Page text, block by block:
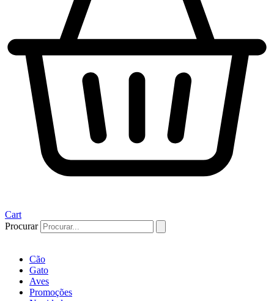
Cart
Procurar
Cão
Gato
Aves
Promoções